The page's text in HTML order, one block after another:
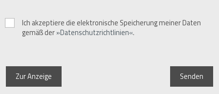
Ich akzeptiere die elektronische Speicherung meiner Daten
gemäß der Datenschutzrichtlinien .
Zur Anzeige Senden